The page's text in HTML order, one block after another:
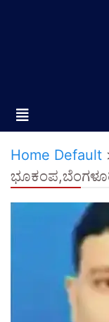
Home Default